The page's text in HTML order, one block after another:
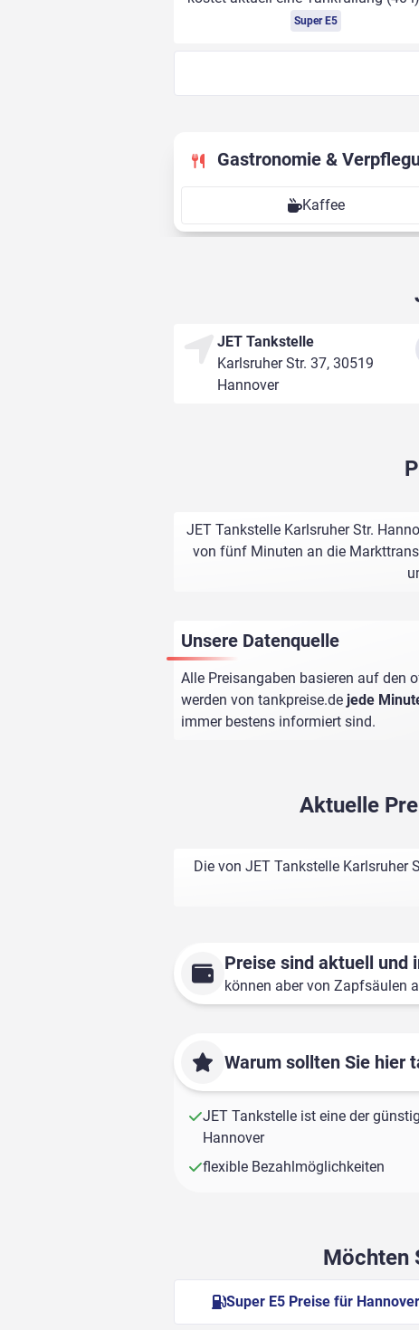
Super E5
Gastronomie &
Kaffee
JET Tankstelle
Karlsruher Str. 37, 30519
Hannover
JET Tankstelle Karlsruher Str.
von fünf Minuten an die
Unsere Datenquelle
Alle Preisangaben basieren auf den
werden von tankpreise.de jede
immer bestens informiert sind.
Aktuelle
Die von JET Tankstelle Karlsruher
Preise sind aktuell und
können aber von Zapfsäulen
Warum sollten Sie hier
JET Tankstelle ist eine der
Hannover
flexible Bezahlmöglichkeiten
Möchten
Super E5 Preise für Hannover